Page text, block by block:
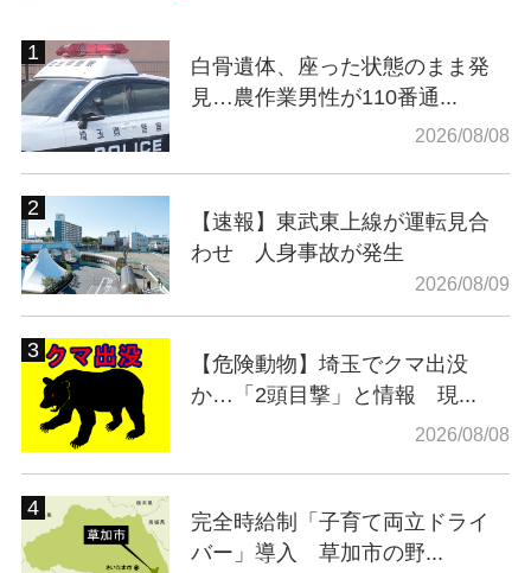
白骨遺体、座った状態のまま発
見…農作業男性が110番通...
2026/08/08
【速報】東武東上線が運転見合
わせ 人身事故が発生
2026/08/09
【危険動物】埼玉でクマ出没
か…「2頭目撃」と情報 現...
2026/08/08
完全時給制「子育て両立ドライ
バー」導入 草加市の野...